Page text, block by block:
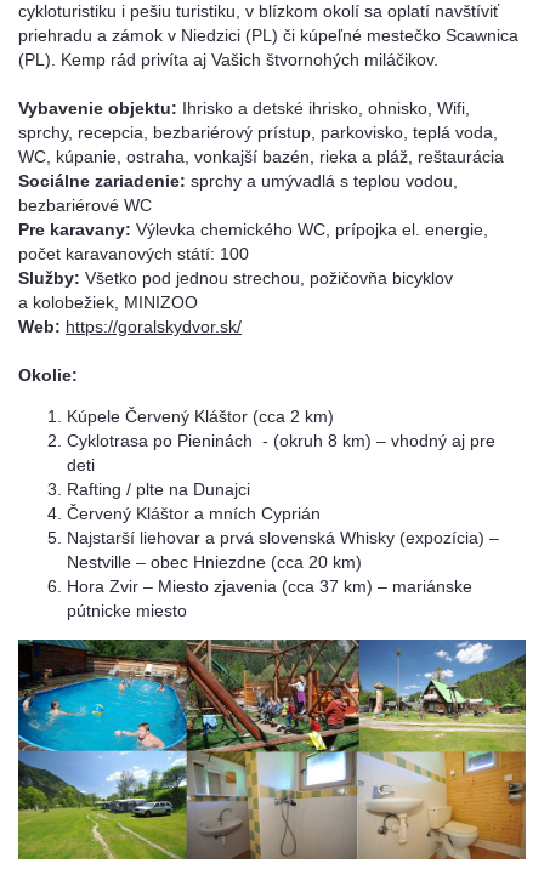
cykloturistiku i pešiu turistiku, v blízkom okolí sa oplatí navštíviť
priehradu a zámok v Niedzici (PL) či kúpeľné mestečko Scawnica
(PL). Kemp rád privíta aj Vašich štvornohých miláčikov.
Vybavenie objektu: Ihrisko a detské ihrisko, ohnisko, Wifi,
sprchy, recepcia, bezbariérový prístup, parkovisko, teplá voda,
WC, kúpanie, ostraha, vonkajší bazén, rieka a pláž, reštaurácia
Sociálne zariadenie: sprchy a umývadlá s teplou vodou,
bezbariérové WC
Pre karavany: Výlevka chemického WC, prípojka el. energie,
počet karavanových státí: 100
Služby: Všetko pod jednou strechou, požičovňa bicyklov
a kolobežiek, MINIZOO
Web: https://goralskydvor.sk/
Okolie:
Kúpele Červený Kláštor (cca 2 km)
Cyklotrasa po Pieninách - (okruh 8 km) – vhodný aj pre
deti
Rafting / plte na Dunajci
Červený Kláštor a mních Cyprián
Najstarší liehovar a prvá slovenská Whisky (expozícia) –
Nestville – obec Hniezdne (cca 20 km)
Hora Zvir – Miesto zjavenia (cca 37 km) – mariánske
pútnicke miesto